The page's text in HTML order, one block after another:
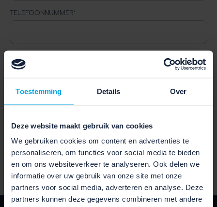
Toestemming Details Over
Deze website maakt gebruik van cookies
We gebruiken cookies om content en advertenties te
personaliseren, om functies voor social media te bieden
en om ons websiteverkeer te analyseren. Ook delen we
informatie over uw gebruik van onze site met onze
partners voor social media, adverteren en analyse. Deze
partners kunnen deze gegevens combineren met andere
TELEFOONNUMMER*
GESELECTEERDE FIETS
VERSTUUR